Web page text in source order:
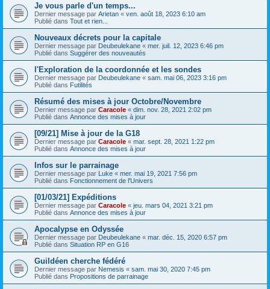
Je vous parle d'un temps...
Dernier message par Arietan « ven. août 18, 2023 6:10 am
Publié dans Tout et rien...
Nouveaux décrets pour la capitale
Dernier message par Deubeulekane « mer. juil. 12, 2023 6:46 pm
Publié dans Suggérer des nouveautés
l'Exploration de la coordonnée et les sondes
Dernier message par Deubeulekane « sam. mai 06, 2023 3:16 pm
Publié dans Futilités
Résumé des mises à jour Octobre/Novembre
Dernier message par Caracole « dim. nov. 28, 2021 2:02 pm
Publié dans Annonce des mises à jour
[09/21] Mise à jour de la G18
Dernier message par Caracole « mar. sept. 28, 2021 1:22 pm
Publié dans Annonce des mises à jour
Infos sur le parrainage
Dernier message par Luke « mer. mai 19, 2021 7:56 pm
Publié dans Fonctionnement de l'Univers
[01/03/21] Expéditions
Dernier message par Caracole « jeu. mars 04, 2021 3:21 pm
Publié dans Annonce des mises à jour
Apocalypse en Odyssée
Dernier message par Deubeulekane « mar. déc. 15, 2020 6:57 pm
Publié dans Situation RP en G16
Guildéen cherche fédéré
Dernier message par Nemesis « sam. mai 30, 2020 7:45 pm
Publié dans Propositions de parrainage